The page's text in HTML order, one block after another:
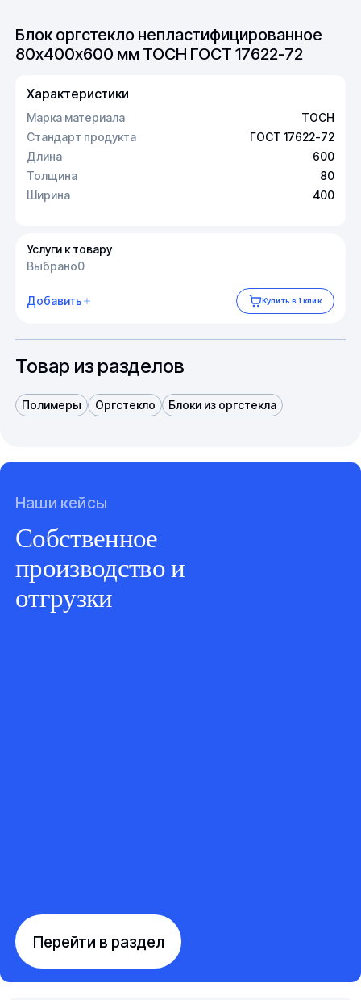
Блок оргстекло непластифицированное
80х400х600 мм ТОСН ГОСТ 17622-72
Характеристики
Марка материала
ТОСН
Стандарт продукта
ГОСТ 17622-72
Длина
600
Толщина
80
Ширина
400
Услуги к товару
Выбрано0
Добавить Купить в 1 клик
Товар из разделов
Полимеры Оргстекло Блоки из оргстекла
Наши кейсы
Собственное
производство и
отгрузки
Перейти в раздел